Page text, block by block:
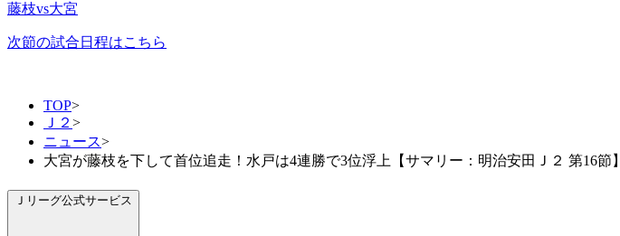
藤枝vs大宮
次節の試合日程はこちら
TOP>
Ｊ２ >
ニュース>
大宮が藤枝を下して首位追走！水戸は4連勝で3位浮上【サマリー：明治安田Ｊ２ 第16節】
Ｊリーグ公式サービス